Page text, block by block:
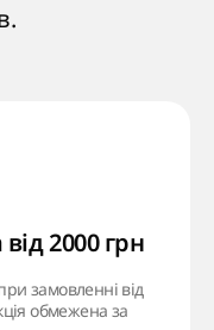
2000 грн
замовленні від
обмежена за